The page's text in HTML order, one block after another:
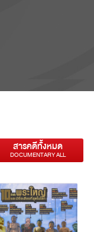
สารคดีทั้งหมด
DOCUMENTARY ALL